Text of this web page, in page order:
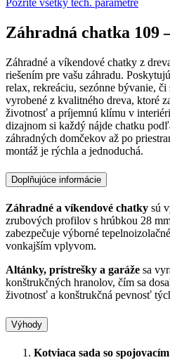
Pozrite všetky tech. parametre
Záhradná chatka 109
Záhradné a víkendové chatky z
riešením pre vašu záhradu.
relax, rekreáciu, sezónne bývanie,
vyrobené z kvalitného dreva, ktoré
životnosť a príjemnú klímu v
dizajnom si každý nájde chatku
záhradných domčekov až po
montáž je rýchla a jednoduchá.
Doplňujúce informácie
Záhradné a víkendové chatky sú
zrubových profilov s hrúbkou 28
zabezpečuje výborné
vonkajším vplyvom.
Altánky, prístrešky a garáže sa
konštrukčných hranolov, čím sa
životnosť a konštrukčná pevnosť
Výhody
Kotviaca sada so